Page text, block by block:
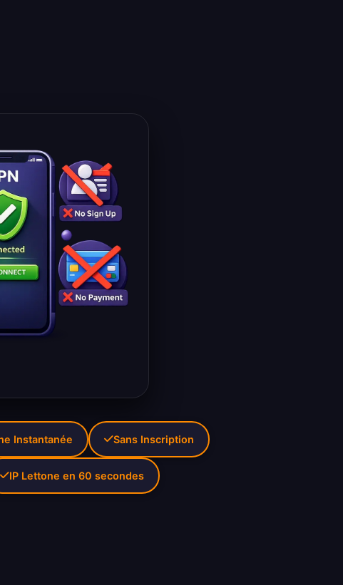
Instantanée Sans Inscription
IP Lettone en 60 secondes